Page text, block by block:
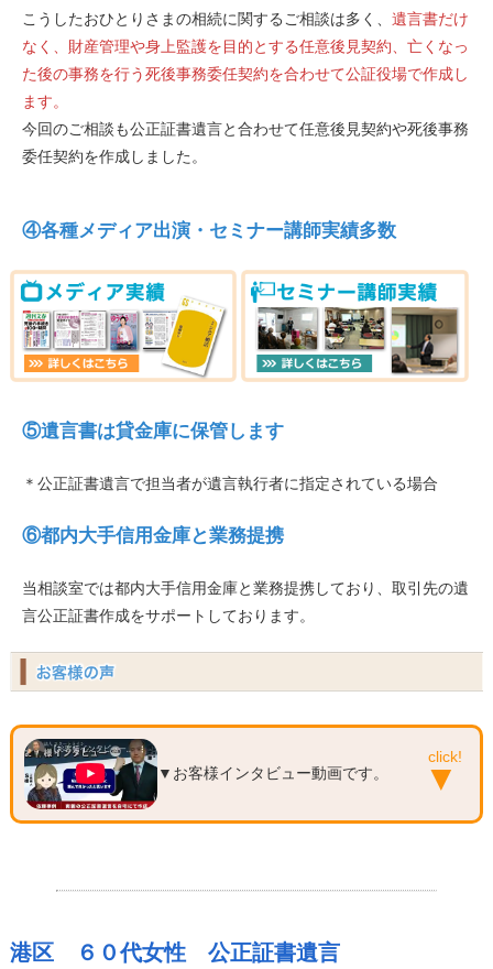
こうしたおひとりさまの相続に関するご相談は多く、 遺言書だけ
なく、財産管理や身上監護を目的とする任意後見契約、亡くなっ
た後の事務を行う死後事務委任契約を合わせて公証役場で作成し
ます。
今回のご相談も公正証書遺言と合わせて任意後見契約や死後事務
委任契約を作成しました。
④各種メディア出演・セミナー講師実績多数
⑤遺言書は貸金庫に保管します
＊公正証書遺言で担当者が遺言執行者に指定されている場合
⑥都内大手信用金庫と業務提携
当相談室では都内大手信用金庫と業務提携しており、取引先の遺
言公正証書作成をサポートしております。
▼お客様インタビュー動画です。
港区 ６０代女性 公正証書遺言